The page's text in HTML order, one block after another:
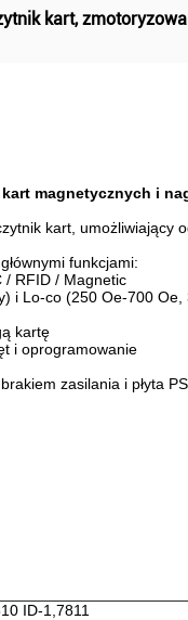
kart,
magnetycznych i
kart, umożliwiający
funkcjami:
/ RFID / Magnetic
i Lo-co (250 Oe-700
kartę
i oprogramowanie
zasilania i płyta
ID-1,7811